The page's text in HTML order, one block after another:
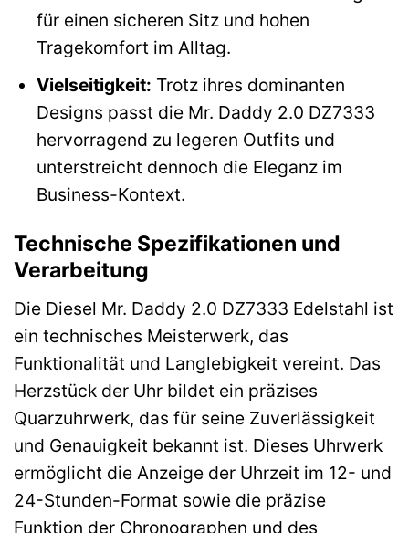
für einen sicheren Sitz und hohen
Tragekomfort im Alltag.
Vielseitigkeit: Trotz ihres dominanten
Designs passt die Mr. Daddy 2.0 DZ7333
hervorragend zu legeren Outfits und
unterstreicht dennoch die Eleganz im
Business-Kontext.
Technische Spezifikationen und
Verarbeitung
Die Diesel Mr. Daddy 2.0 DZ7333 Edelstahl ist
ein technisches Meisterwerk, das
Funktionalität und Langlebigkeit vereint. Das
Herzstück der Uhr bildet ein präzises
Quarzuhrwerk, das für seine Zuverlässigkeit
und Genauigkeit bekannt ist. Dieses Uhrwerk
ermöglicht die Anzeige der Uhrzeit im 12- und
24-Stunden-Format sowie die präzise
Funktion der Chronographen und des